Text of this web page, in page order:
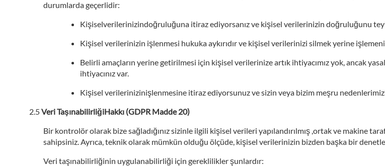
durumlarda geçerlidir:
Kişiselverilerinizindoğruluğuna itiraz ediyorsanız ve kişisel verilerinizin doğruluğunu
Kişisel verilerinizin işlenmesi hukuka aykırıdır ve kişisel verilerinizi silmek yerine
Belirli amaçların yerine getirilmesi için kişisel verilerinize artık ihtiyacımız yok, ancak
ihtiyacınız var.
Kişisel verilerinizinişlenmesine itiraz ediyorsunuz ve sizin veya bizim meşru
Veri TaşınabilirliğiHakkı (GDPR Madde 20)
Bir kontrolör olarak bize sağladığınız sizinle ilgili kişisel verileri yapılandırılmış ,ortak ve makine
sahipsiniz. Ayrıca, teknik olarak mümkün olduğu ölçüde, kişisel verilerinizin bizden başka bir
Veri taşınabilirliğinin uygulanabilirliği için gereklilikler şunlardır: